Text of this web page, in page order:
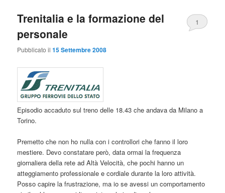
Trenitalia e la formazione del
personale
Pubblicato il15 Settembre 2008
1
Episodio accaduto sul treno delle 18.43 che andava da Milano a
Torino.
Premetto che non ho nulla con i controllori che fanno il loro
mestiere. Devo constatare però, data ormai la frequenza
giornaliera della rete ad Altà Velocità, che pochi hanno un
atteggiamento professionale e cordiale durante la loro attività.
Posso capire la frustrazione, ma io se avessi un comportamento